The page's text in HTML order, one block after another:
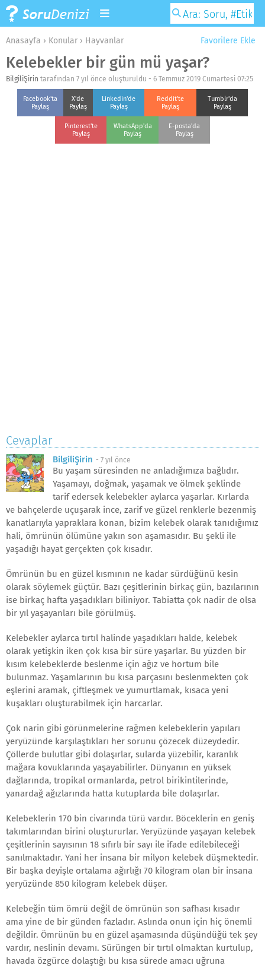
Favorilere Ekle
Anasayfa › Konular › Hayvanlar
Kelebekler bir gün mü yaşar?
BilgiliŞirin tarafından 7 yıl önce oluşturuldu - 6 Temmuz 2019 Cumartesi 07:25
Facebook'ta
Paylaş
X'de
Paylaş
Linkedin'de
Paylaş
Reddit'te
Paylaş
Tumblr'da
Paylaş
Pinterest'te
Paylaş
WhatsApp'da
Paylaş
E-posta'da
Paylaş
Cevaplar
BilgiliŞirin - 7 yıl önce
Bu yaşam süresinden ne anladığımıza bağlıdır.
Yaşamayı, doğmak, yaşamak ve ölmek şeklinde
tarif edersek kelebekler aylarca yaşarlar. Kırlarda
ve bahçelerde uçuşarak ince, zarif ve güzel renklerle bezenmiş
kanatlarıyla yapraklara konan, bizim kelebek olarak tanıdığımız
hali, ömrünün ölümüne yakın son aşamasıdır. Bu şekli ile
yaşadığı hayat gerçekten çok kısadır.
Ömrünün bu en güzel kısmının ne kadar sürdüğünü kesin
olarak söylemek güçtür. Bazı çeşitlerinin birkaç gün, bazılarının
ise birkaç hafta yaşadıkları biliniyor. Tabiatta çok nadir de olsa
bir yıl yaşayanları bile görülmüş.
Kelebekler aylarca tırtıl halinde yaşadıkları halde, kelebek
olarak yetişkin iken çok kısa bir süre yaşarlar. Bu yüzden bir
kısım kelebeklerde beslenme için ağız ve hortum bile
bulunmaz. Yaşamlarının bu kısa parçasını beslenmekten çok
eşlerini aramak, çiftleşmek ve yumurtlamak, kısaca yeni
kuşakları oluşturabilmek için harcarlar.
Çok narin gibi görünmelerine rağmen kelebeklerin yapıları
yeryüzünde karşılaştıkları her sorunu çözecek düzeydedir.
Çöllerde bulutlar gibi dolaşırlar, sularda yüzebilir, karanlık
mağara kovuklarında yaşayabilirler. Dünyanın en yüksek
dağlarında, tropikal ormanlarda, petrol birikintilerinde,
yanardağ ağızlarında hatta kutuplarda bile dolaşırlar.
Kelebeklerin 170 bin civarında türü vardır. Böceklerin en geniş
takımlarından birini oluştururlar. Yeryüzünde yaşayan kelebek
çeşitlerinin sayısının 18 sıfırlı bir sayı ile ifade edilebileceği
sanılmaktadır. Yani her insana bir milyon kelebek düşmektedir.
Bir başka deyişle ortalama ağırlığı 70 kilogram olan bir insana
yeryüzünde 850 kilogram kelebek düşer.
Kelebeğin tüm ömrü değil de ömrünün son safhası kısadır
ama yine de bir günden fazladır. Aslında onun için hiç önemli
değildir. Ömrünün bu en güzel aşamasında düşündüğü tek şey
vardır, neslinin devamı. Sürüngen bir tırtıl olmaktan kurtulup,
havada özgürce dolaştığı bu kısa sürede amacı uğruna